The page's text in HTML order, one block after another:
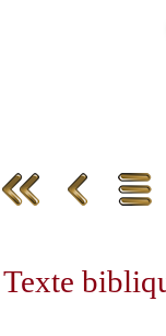
Texte